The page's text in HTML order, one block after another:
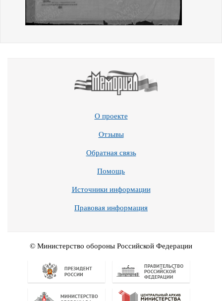
О проекте
Отзывы
Обратная связь
Помощь
Источники информации
Правовая информация
© Министерство обороны Российской Федерации